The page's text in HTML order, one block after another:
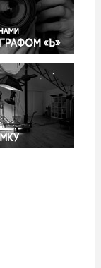
и конфликты
бизнес